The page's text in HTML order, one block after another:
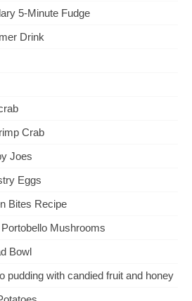
5-Minute Fudge
Drink
Crab
Joes
Eggs
Bites Recipe
Mushrooms
Bowl
pudding with candied fruit and honey